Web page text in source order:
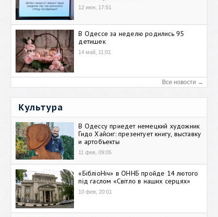
12 июн, 17:51
В Одессе за неделю родились 95
детишек
14 май, 11:01
Все новости →
Культура
В Одессу приедет немецкий художник
Гидо Хайсиг: презентует книгу, выставку
и артобъекты
11 фев, 09:05
«БібліоНіч» в ОННБ пройде 14 лютого
під гаслом «Світло в наших серцях»
10 фев, 20:01